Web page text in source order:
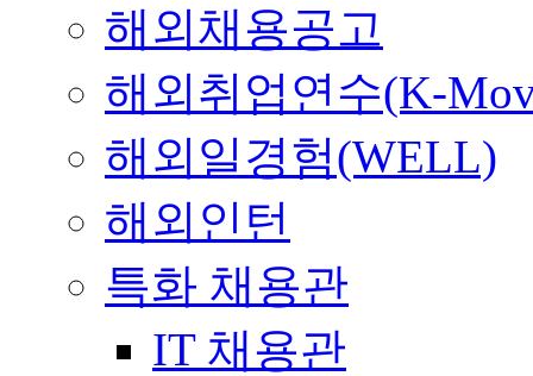
해외채용공고
해외취업연수(K-
해외일경험(WELL)
해외인턴
특화 채용관
IT 채용관